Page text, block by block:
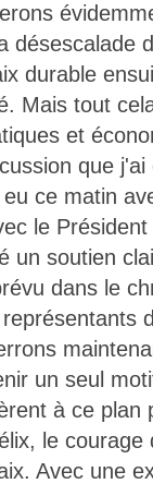
désescalade
durable
Mais tout
et
que
ce matin
le
un soutien
dans le
un seul
à ce
le
Avec une